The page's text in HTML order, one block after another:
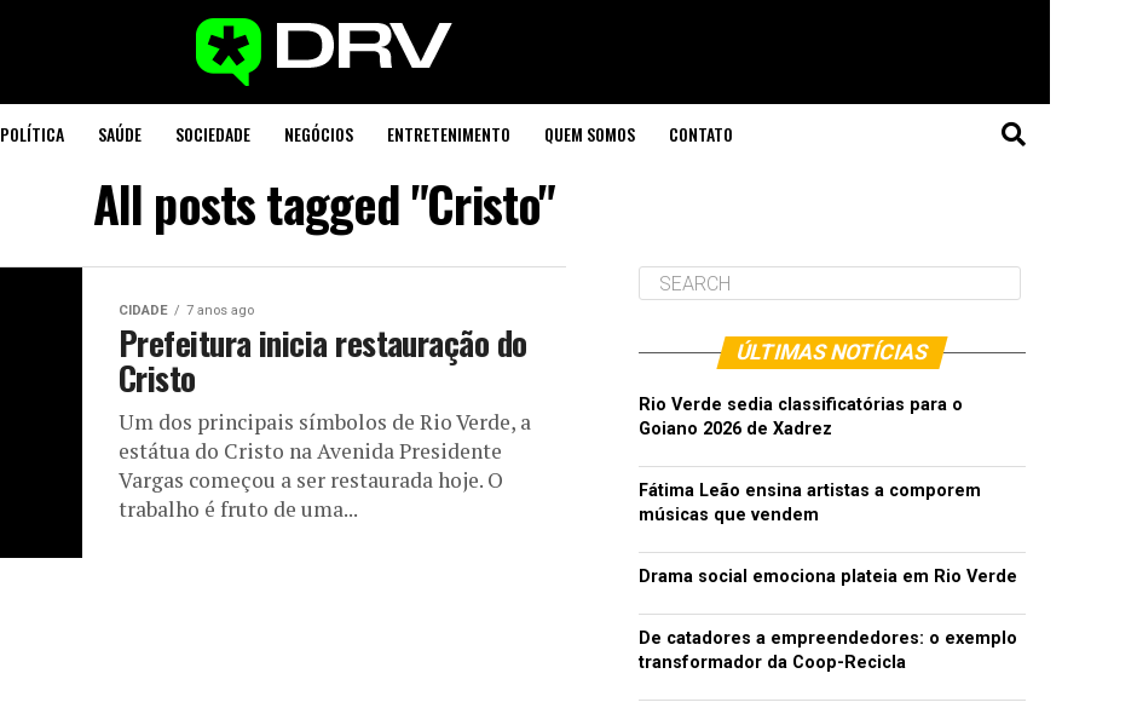
POLÍTICA SAÚDE SOCIEDADE NEGÓCIOS ENTRETENIMENTO QUEM SOMOS CONTATO
All posts tagged "Cristo"
CIDADE 7 anos ago
Prefeitura inicia restauração do
Cristo
Um dos principais símbolos de Rio Verde, a
estátua do Cristo na Avenida Presidente
Vargas começou a ser restaurada hoje. O
trabalho é fruto de uma...
ÚLTIMAS NOTÍCIAS
Rio Verde sedia classificatórias para o
Goiano 2026 de Xadrez
Fátima Leão ensina artistas a comporem
músicas que vendem
Drama social emociona plateia em Rio Verde
De catadores a empreendedores: o exemplo
transformador da Coop-Recicla